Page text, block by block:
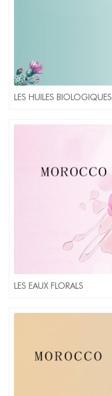
LES HUILES BIOLOGIQUES
LES EAUX FLORALS